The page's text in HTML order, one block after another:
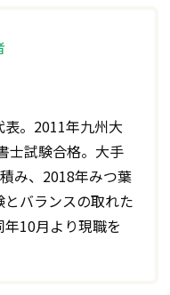
。2011年九州大
士試験合格。大手
み、2018年みつ葉
バランスの取れた
10月より現職を